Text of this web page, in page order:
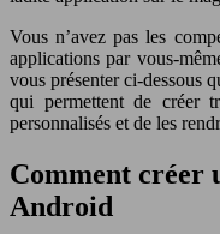
Vous n’avez pas les
applications par vous-
vous présenter ci-dessous
qui permettent de créer
personnalisés et de les
Comment créer
Android